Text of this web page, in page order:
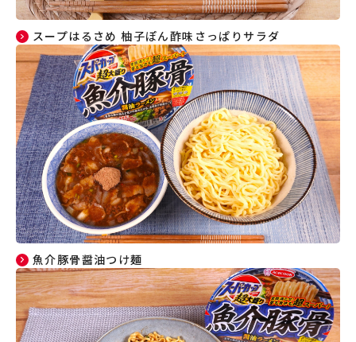
スープはるさめ 柚子ぽん酢味さっぱりサラダ
魚介豚骨醤油つけ麺